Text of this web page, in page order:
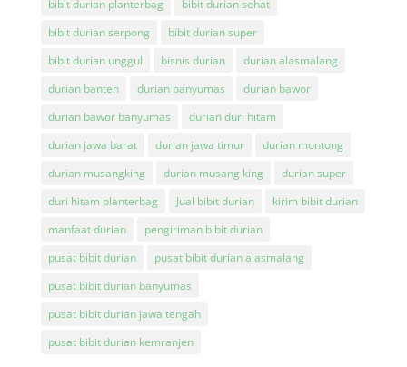
bibit durian planterbag
bibit durian sehat
bibit durian serpong
bibit durian super
bibit durian unggul
bisnis durian
durian alasmalang
durian banten
durian banyumas
durian bawor
durian bawor banyumas
durian duri hitam
durian jawa barat
durian jawa timur
durian montong
durian musangking
durian musang king
durian super
duri hitam planterbag
Jual bibit durian
kirim bibit durian
manfaat durian
pengiriman bibit durian
pusat bibit durian
pusat bibit durian alasmalang
pusat bibit durian banyumas
pusat bibit durian jawa tengah
pusat bibit durian kemranjen